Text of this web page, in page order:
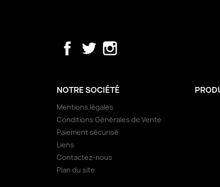
Facebook
Twitter
NOTRE SOCIÉTÉ
Mentions légales
Conditions Générales de Vente
Paiement sécurisé
Liens
Contactez-nous
Plan du site